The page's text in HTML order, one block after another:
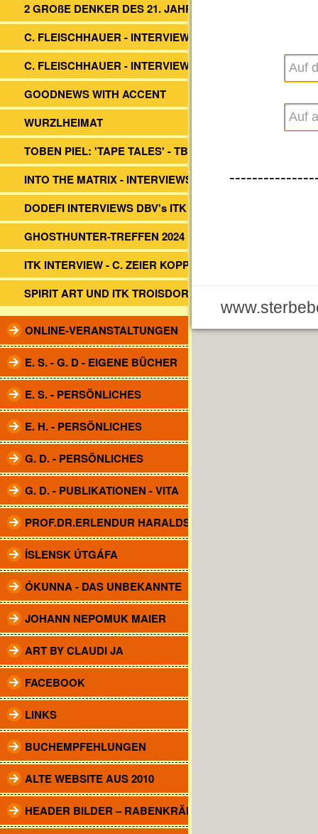
2 GROßE DENKER DES 21. JAHRH.
C. FLEISCHHAUER - INTERVIEW ITK
C. FLEISCHHAUER - INTERVIEW DBV
GOODNEWS WITH ACCENT
WURZLHEIMAT
TOBEN PIEL: 'TAPE TALES' - TBS -
INTO THE MATRIX - INTERVIEWS
DODEFI INTERVIEWS DBV's ITK
GHOSTHUNTER-TREFFEN 2024
ITK INTERVIEW - C. ZEIER KOPP
SPIRIT ART UND ITK TROISDORF
ONLINE-VERANSTALTUNGEN
E. S. - G. D - EIGENE BÜCHER
E. S. - PERSÖNLICHES
E. H. - PERSÖNLICHES
G. D. - PERSÖNLICHES
G. D. - PUBLIKATIONEN - VITA
PROF.DR.ERLENDUR HARALDSSON
ÍSLENSK ÚTGÁFA
ÓKUNNA - DAS UNBEKANNTE
JOHANN NEPOMUK MAIER
ART BY CLAUDI JA
FACEBOOK
LINKS
BUCHEMPFEHLUNGEN
ALTE WEBSITE AUS 2010
HEADER BILDER – RABENKRÄHEN